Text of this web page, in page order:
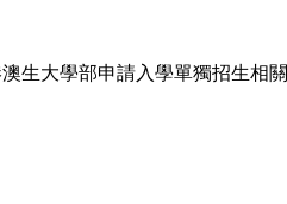
生大學部申請入學單獨招生相